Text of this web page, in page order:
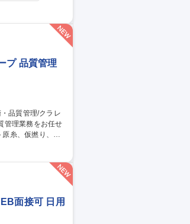
プ 品質管理
内 3回前後/月。海
面接可 日用